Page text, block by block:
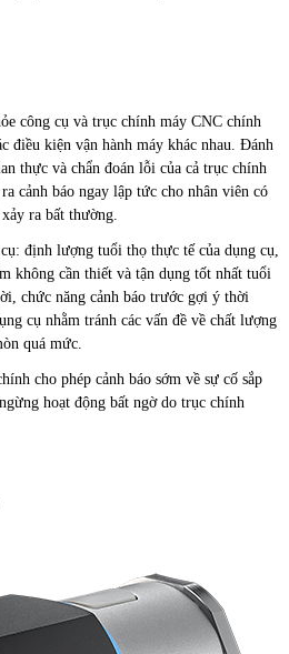
công cụ và trục chính máy CNC chính
điều kiện vận hành máy khác nhau. Đánh
thực và chẩn đoán lỗi của cả trục chính
cảnh báo ngay lập tức cho nhân viên có
ra bất thường.
định lượng tuổi thọ thực tế của dụng cụ,
không cần thiết và tận dụng tốt nhất tuổi
chức năng cảnh báo trước gợi ý thời
cụ nhằm tránh các vấn đề về chất lượng
quá mức.
cho phép cảnh báo sớm về sự cố sắp
hoạt động bất ngờ do trục chính